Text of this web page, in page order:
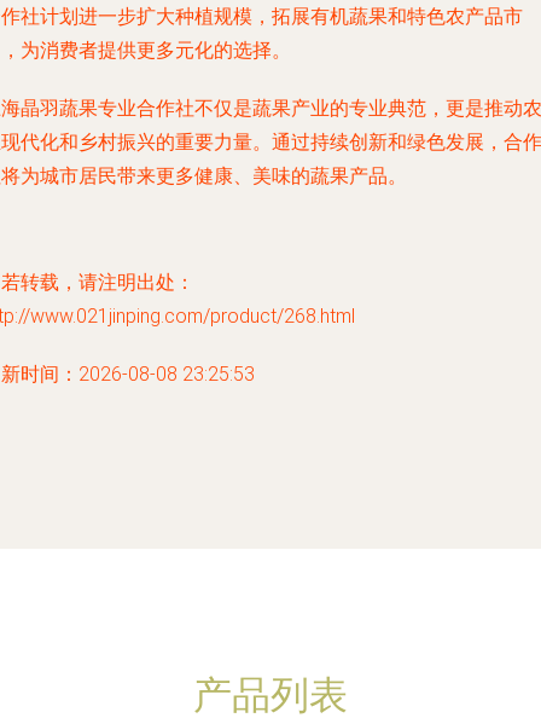
社计划进一步扩大种植规模，拓展有机蔬果和特色农产品市
为消费者提供更多元化的选择。
晶羽蔬果专业合作社不仅是蔬果产业的专业典范，更是推动农
代化和乡村振兴的重要力量。通过持续创新和绿色发展，合作
为城市居民带来更多健康、美味的蔬果产品。
转载，请注明出处：
www.021jinping.com/product/268.html
时间：2026-08-08 23:25:53
产品列表